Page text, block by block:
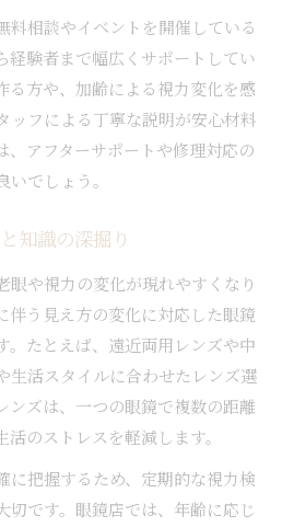
料相談やイベントを開催している
経験者まで幅広くサポートしてい
る方や、加齢による視力変化を感
ッフによる丁寧な説明が安心材料
、アフターサポートや修理対応の
でしょう。
知識の深掘り
眼や視力の変化が現れやすくなり
伴う見え方の変化に対応した眼鏡
。たとえば、遠近両用レンズや中
生活スタイルに合わせたレンズ選
ンズは、一つの眼鏡で複数の距離
のストレスを軽減します。
に把握するため、定期的な視力検
切です。眼鏡店では、年齢に応じ